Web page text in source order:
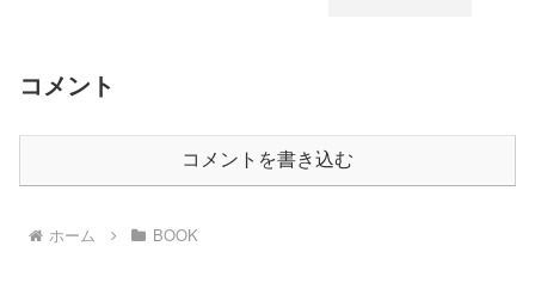
コメント
コメントを書き込む
ホーム BOOK